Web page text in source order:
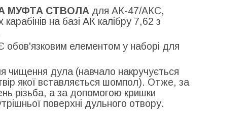
МУФТА СТВОЛА для АК-47/АКС,
на базі АК калібру 7,62 з
елементом у наборі для
чищення дула (навчало накручується
якої вставляється шомпол). Отже, за
різьба, а за допомогою кришки
поверхні дульного отвору.